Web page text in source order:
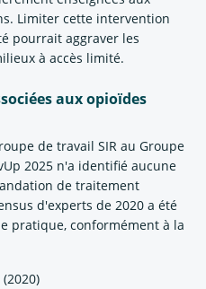
Limiter cette intervention
pourrait aggraver les
à accès limité.
aux opioïdes
de travail SIR au Groupe
2025 n'a identifié aucune
de traitement
d'experts de 2020 a été
pratique, conformément à la